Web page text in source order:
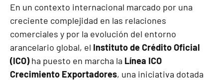
En un contexto internacional marcado por una
creciente complejidad en las relaciones
comerciales y por la evolución del entorno
arancelario global, el Instituto de Crédito Oficial
(ICO)ha puesto en marcha la Línea ICO
Crecimiento Exportadores, una iniciativa dotada